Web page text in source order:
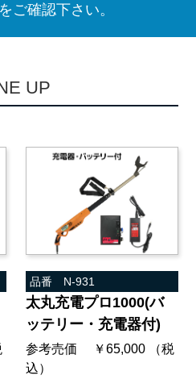
ご確認下さい。
E UP
品番 N-931
太丸充電プロ1000(バ
ッテリー・充電器付)
参考売価 ￥65,000 （税
込）